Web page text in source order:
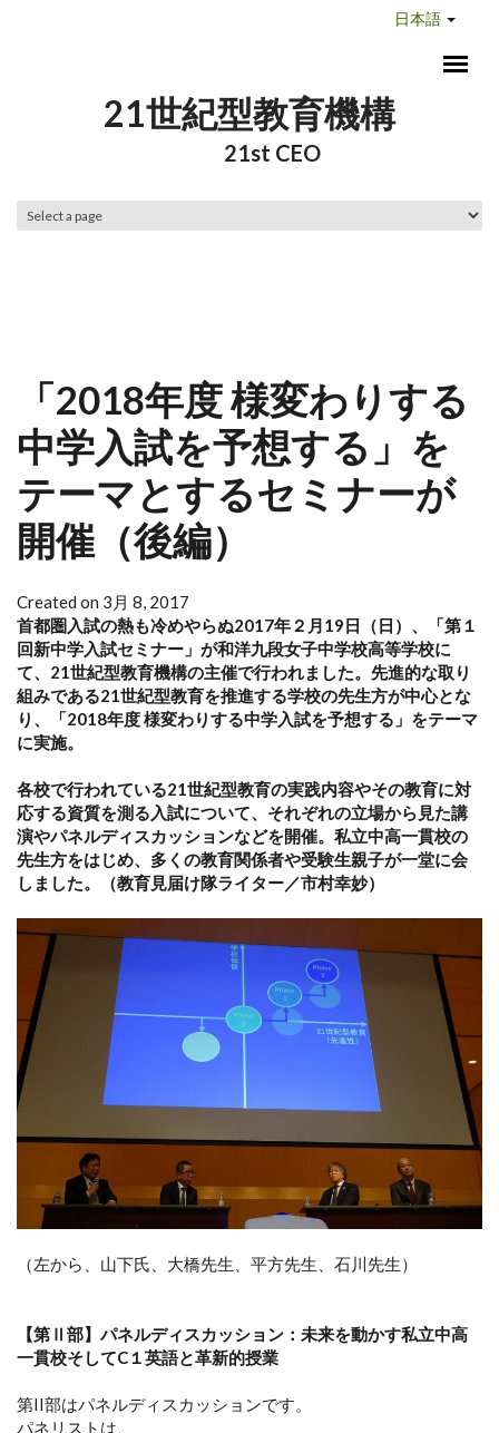
日本語
21世紀型教育機構
21st CEO
「2018年度 様変わりする
中学入試を予想する」を
テーマとするセミナーが
開催（後編）
Created on 3月 8, 2017
首都圏入試の熱も冷めやらぬ2017年２月19日（日）、「第１
回新中学入試セミナー」が和洋九段女子中学校高等学校に
て、21世紀型教育機構の主催で行われました。 先進的な取り
組みである21世紀型教育を推進する学校の先生方が中心とな
り、「2018年度 様変わりする中学入試を予想する」をテーマ
に実施。
各校で行われている21世紀型教育の実践内容やその教育に対
応する資質を測る入試について、それぞれの立場から見た講
演やパネルディスカッションなどを開催。私立中高一貫校の
先生方をはじめ、多くの教育関係者や受験生親子が一堂に会
しました。（教育見届け隊ライター／市村幸妙）
（左から、山下氏、大橋先生、平方先生、石川先生）
【第Ⅱ部】パネルディスカッション：未来を動かす私立中高
一貫校そしてC１英語と革新的授業
第II部はパネルディスカッションです。
パネリストは、